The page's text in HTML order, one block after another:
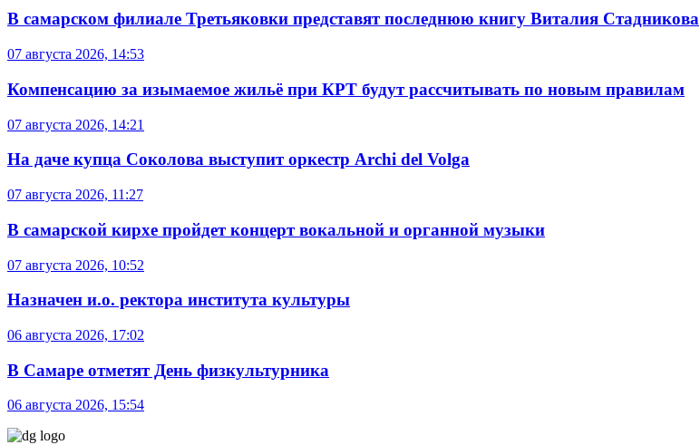
В самарском филиале Третьяковки представят последнюю книгу Виталия Стадникова
07 августа 2026, 14:53
Компенсацию за изымаемое жильё при КРТ будут рассчитывать по новым правилам
07 августа 2026, 14:21
На даче купца Соколова выступит оркестр Archi del Volga
07 августа 2026, 11:27
В самарской кирхе пройдет концерт вокальной и органной музыки
07 августа 2026, 10:52
Назначен и.о. ректора института культуры
06 августа 2026, 17:02
В Самаре отметят День физкультурника
06 августа 2026, 15:54